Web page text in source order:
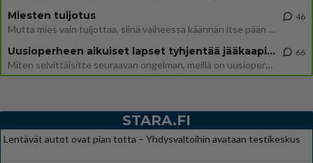
Miesten tuijotus
Mutta mies vain tuijottaa, siinä vaiheessa käännän itse pään pois. Mikä juttu? Yleensä jos joku tuijottaa tai katsoo, hä
46
Uusioperheen aikuiset lapset tyhjentää jääkaapin käydessään
Miten selvittäisitte seuraavan ongelman, meillä on uusioperhe, minulla teini-ikäiset lapset ja puolisolla aikuiset, jotk
66
STARA.FI
Lentävät autot ovat pian totta – Yhdysvaltoihin avataan testikeskus